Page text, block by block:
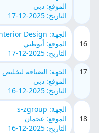
الموقع: دبي
التاريخ: 2025-12-17
16
الجهة: Centro International Interior Design
الموقع: أبوظبي
التاريخ: 2025-12-17
17
الجهة: الضيافة
الموقع: دبي
التاريخ: 2025-12-16
18
الجهة: s-zgroup
الموقع: عجمان
التاريخ: 2025-12-16